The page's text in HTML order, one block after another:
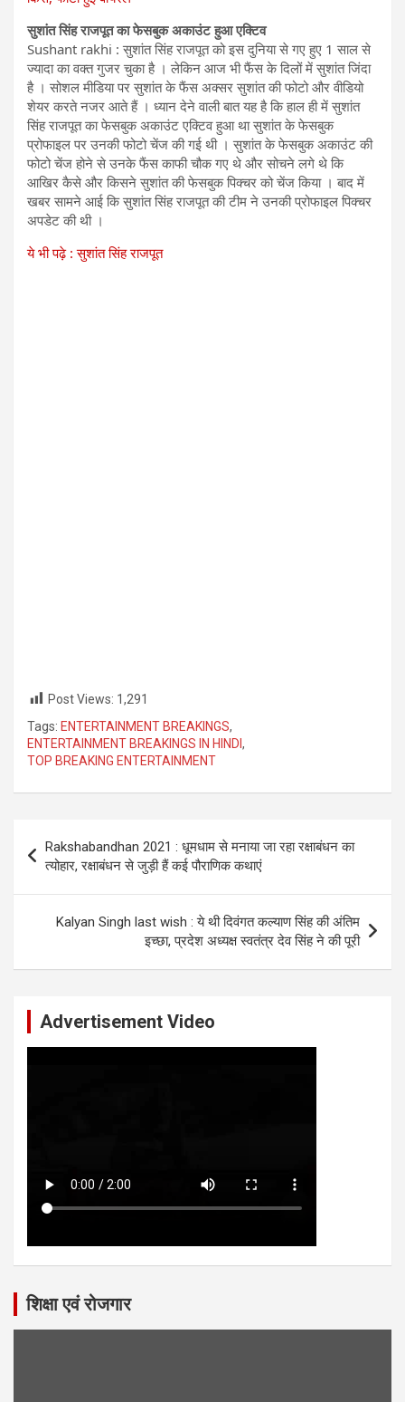
सुशांत सिंह राजपूत का फेसबुक अकाउंट हुआ एक्टिव
Sushant rakhi : सुशांत सिंह राजपूत को इस दुनिया से गए हुए 1 साल से
ज्यादा का वक्त गुजर चुका है । लेकिन आज भी फैंस के दिलों में सुशांत जिंदा
है । सोशल मीडिया पर सुशांत के फैंस अक्सर सुशांत की फोटो और वीडियो
शेयर करते नजर आते हैं । ध्यान देने वाली बात यह है कि हाल ही में सुशांत
सिंह राजपूत का फेसबुक अकाउंट एक्टिव हुआ था सुशांत के फेसबुक
प्रोफाइल पर उनकी फोटो चेंज की गई थी । सुशांत के फेसबुक अकाउंट की
फोटो चेंज होने से उनके फैंस काफी चौक गए थे और सोचने लगे थे कि
आखिर कैसे और किसने सुशांत की फेसबुक पिक्चर को चेंज किया । बाद में
खबर सामने आई कि सुशांत सिंह राजपूत की टीम ने उनकी प्रोफाइल पिक्चर
अपडेट की थी ।
ये भी पढ़े : सुशांत सिंह राजपूत
Post Views: 1,291
Tags: ENTERTAINMENT BREAKINGS,
ENTERTAINMENT BREAKINGS IN HINDI ,
TOP BREAKING ENTERTAINMENT
navigation
Rakshabandhan 2021 : धूमधाम से मनाया जा रहा रक्षाबंधन का
त्योहार, रक्षाबंधन से जुड़ी हैं कई पौराणिक कथाएं
Kalyan Singh last wish : ये थी दिवंगत कल्याण सिंह की अंतिम
इच्छा, प्रदेश अध्यक्ष स्वतंत्र देव सिंह ने की पूरी
Advertisement Video
शिक्षा एवं रोजगार